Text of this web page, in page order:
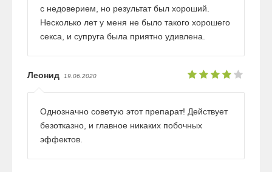
с недоверием, но результат был хороший.
Несколько лет у меня не было такого хорошего
секса, и супруга была приятно удивлена.
Леонид 19.06.2020
Однозначно советую этот препарат! Действует
безотказно, и главное никаких побочных
эффектов.